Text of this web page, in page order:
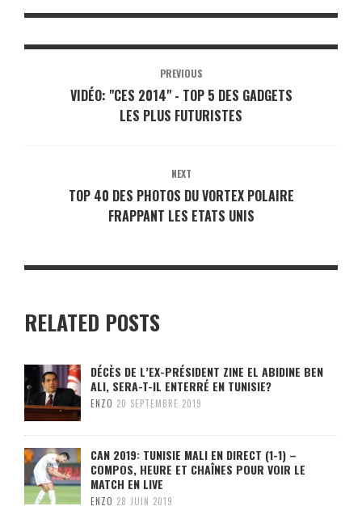
PREVIOUS
VIDÉO: "CES 2014" - TOP 5 DES GADGETS
LES PLUS FUTURISTES
NEXT
TOP 40 DES PHOTOS DU VORTEX POLAIRE
FRAPPANT LES ETATS UNIS
RELATED POSTS
DÉCÈS DE L’EX-PRÉSIDENT ZINE EL ABIDINE BEN
ALI, SERA-T-IL ENTERRÉ EN TUNISIE?
ENZO 20 SEPTEMBRE 2019
CAN 2019: TUNISIE MALI EN DIRECT (1-1) –
COMPOS, HEURE ET CHAÎNES POUR VOIR LE
MATCH EN LIVE
ENZO 28 JUIN 2019